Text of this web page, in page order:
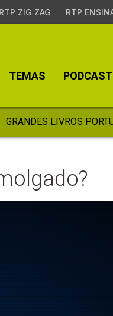
RTP ZIG ZAG RTP
TEMAS
GRANDES LIVROS